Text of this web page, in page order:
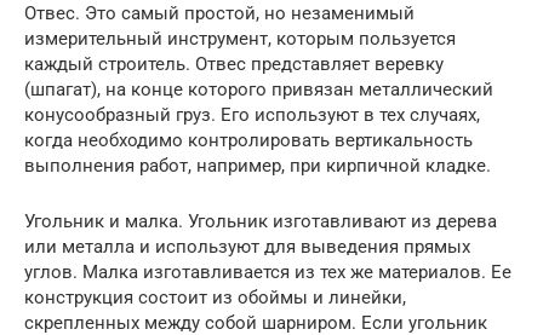
Отвес. Это самый простой, но незаменимый
измерительный инструмент, которым пользуется
каждый строитель. Отвес представляет веревку
(шпагат), на конце которого привязан металлический
конусообразный груз. Его используют в тех случаях,
когда необходимо контролировать вертикальность
выполнения работ, например, при кирпичной кладке.
Угольник и малка. Угольник изготавливают из дерева
или металла и используют для выведения прямых
углов. Малка изготавливается из тех же материалов. Ее
конструкция состоит из обоймы и линейки,
скрепленных между собой шарниром. Если угольник